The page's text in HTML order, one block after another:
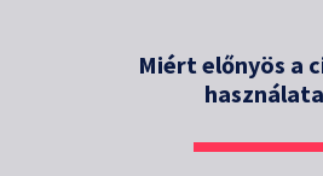
Miért előnyös a